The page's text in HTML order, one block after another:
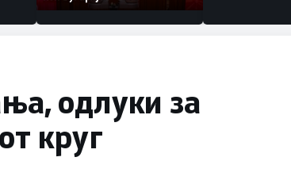
одлуки за
круг